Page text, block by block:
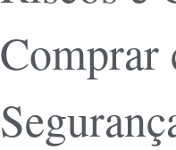
Comprar